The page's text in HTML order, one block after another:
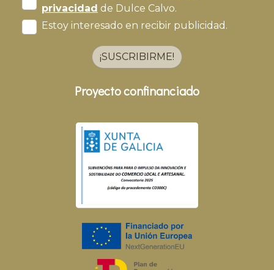
privacidad de Dulce Calvo.
Estoy interesado en recibir publicidad.
¡SUSCRIBIRME!
Proyecto confinanciado